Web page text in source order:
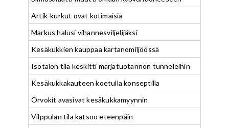
Artik-kurkut ovat kotimaisia
Markus halusi vihannesviljelijäksi
Kesäkukkien kauppaa kartanomiljöössä
Isotalon tila keskitti marjatuotannon tunneleihin
Kesäkukkakauteen koetulla konseptilla
Orvokit avasivat kesäkukkamyynnin
Vilppulan tila katsoo eteenpäin